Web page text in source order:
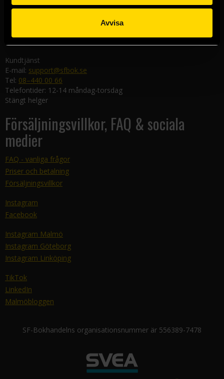
Avvisa
582 19 Linköping
Kundtjänst
E-mail: support@sfbok.se
Tel: 08–440 00 66
Telefontider: 12-14 måndag-torsdag
Stängt helger
Försäljningsvillkor, FAQ & sociala
medier
FAQ - vanliga frågor
Priser och betalning
Försäljningsvillkor
Instagram
Facebook
Instagram Malmö
Instagram Göteborg
Instagram Linköping
TikTok
LinkedIn
Malmöbloggen
SF-Bokhandelns organisationsnummer är 556389-7478